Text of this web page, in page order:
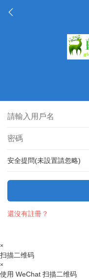
安全提問(未設置請忽略)
還沒有註冊？
×
扫描二维码
×
使用 WeChat 扫描二维码